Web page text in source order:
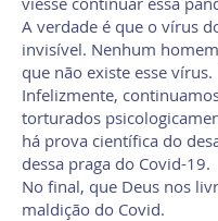
A verdade é que o vírus
invisível. Nenhum
que não existe esse vírus.
Infelizmente,
torturados
há prova científica do
dessa praga do Covid-19.
No final, que Deus nos
maldição do Covid.